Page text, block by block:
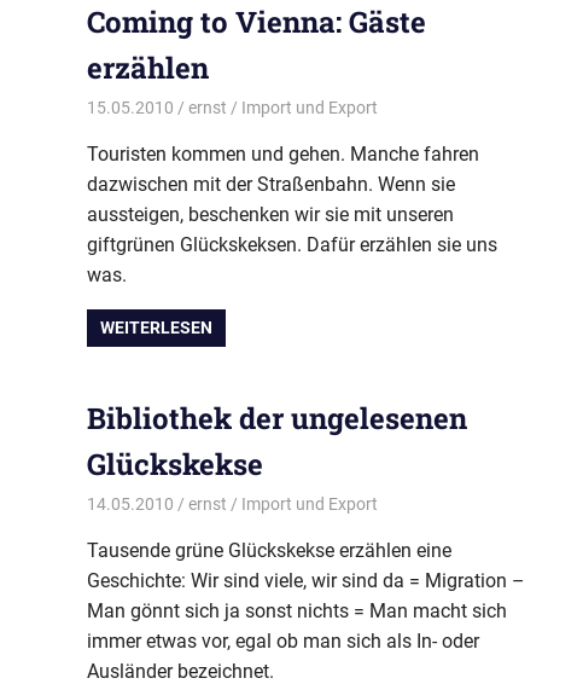
Coming to Vienna: Gäste
erzählen
15.05.2010 ernst Import und Export
Touristen kommen und gehen. Manche fahren
dazwischen mit der Straßenbahn. Wenn sie
aussteigen, beschenken wir sie mit unseren
giftgrünen Glückskeksen. Dafür erzählen sie uns
was.
WEITERLESEN
Bibliothek der ungelesenen
Glückskekse
14.05.2010 ernst Import und Export
Tausende grüne Glückskekse erzählen eine
Geschichte: Wir sind viele, wir sind da = Migration –
Man gönnt sich ja sonst nichts = Man macht sich
immer etwas vor, egal ob man sich als In- oder
Ausländer bezeichnet.